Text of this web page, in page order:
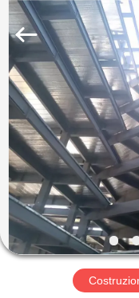
CASA.
PRODOTTI
VIDEO
VR
Qingdao
Fabrication
Co.,
Rights
Reserved.